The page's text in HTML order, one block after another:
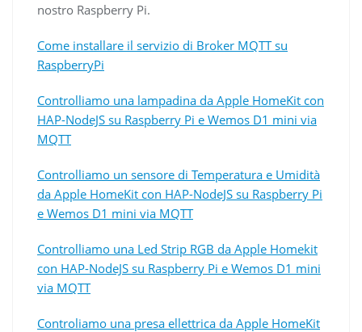
nostro Raspberry Pi.
Come installare il servizio di Broker MQTT su
RaspberryPi
Controlliamo una lampadina da Apple HomeKit con
HAP-NodeJS su Raspberry Pi e Wemos D1 mini via
MQTT
Controlliamo un sensore di Temperatura e Umidità
da Apple HomeKit con HAP-NodeJS su Raspberry Pi
e Wemos D1 mini via MQTT
Controlliamo una Led Strip RGB da Apple Homekit
con HAP-NodeJS su Raspberry Pi e Wemos D1 mini
via MQTT
Controliamo una presa ellettrica da Apple HomeKit